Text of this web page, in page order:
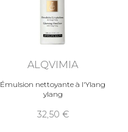
ALQVIMIA
Émulsion nettoyante à l'Ylang
ylang
32,50